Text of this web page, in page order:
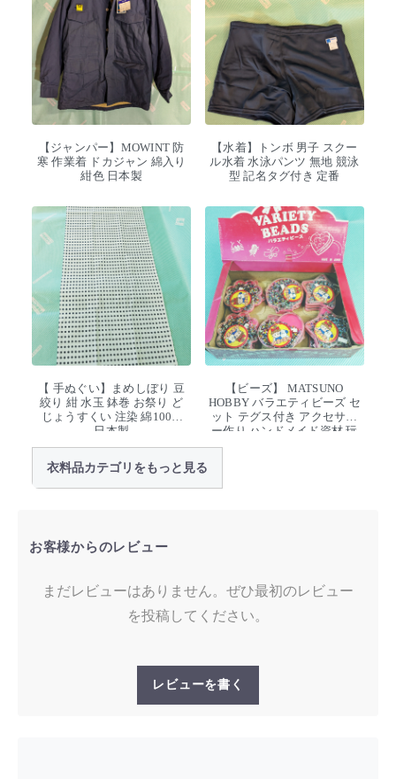
【ジャンパー】MOWINT 防
寒 作業着 ドカジャン 綿入り
紺色 日本製
【水着】トンボ 男子 スクー
ル水着 水泳パンツ 無地 競泳
型 記名タグ付き 定番
【 手ぬぐい】まめしぼり 豆
絞り 紺 水玉 鉢巻 お祭り ど
じょうすくい 注染 綿100%
日本製
【ビーズ】 MATSUNO
HOBBY バラエティビーズ セ
ット テグス付き アクセサリ
ー作り ハンドメイド資材 玩
衣料品カテゴリをもっと見る
お客様からのレビュー
まだレビューはありません。ぜひ最初のレビュー
を投稿してください。
レビューを書く